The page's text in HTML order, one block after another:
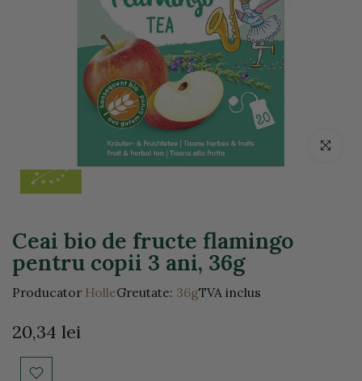
Click
Ceai bio de fructe flamingo
pentru copii 3 ani, 36g
Producator HolleGreutate: 36gTVA inclus
20,34 lei